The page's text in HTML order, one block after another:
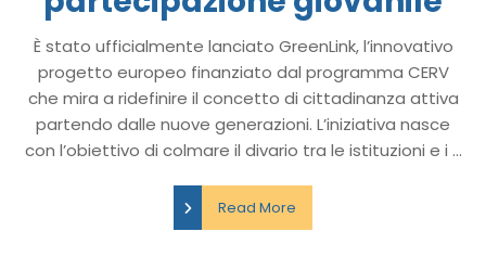
È stato ufficialmente lanciato GreenLink, l’innovativo
progetto europeo finanziato dal programma CERV
che mira a ridefinire il concetto di cittadinanza attiva
partendo dalle nuove generazioni. L’iniziativa nasce
con l’obiettivo di colmare il divario tra le istituzioni e i ...
Read More